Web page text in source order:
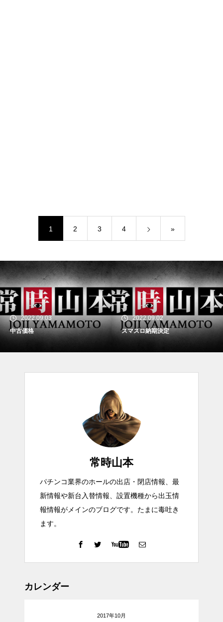
1 2 3 4 »
2022.09.03
中古価格
2022.09.02
スマスロ納期決定
常時山本
パチンコ業界のホールの出店・閉店情報、最
新情報や新台入替情報、設置機種から出玉情
報情報がメインのブログです。たまに毒吐き
ます。
カレンダー
2017年10月